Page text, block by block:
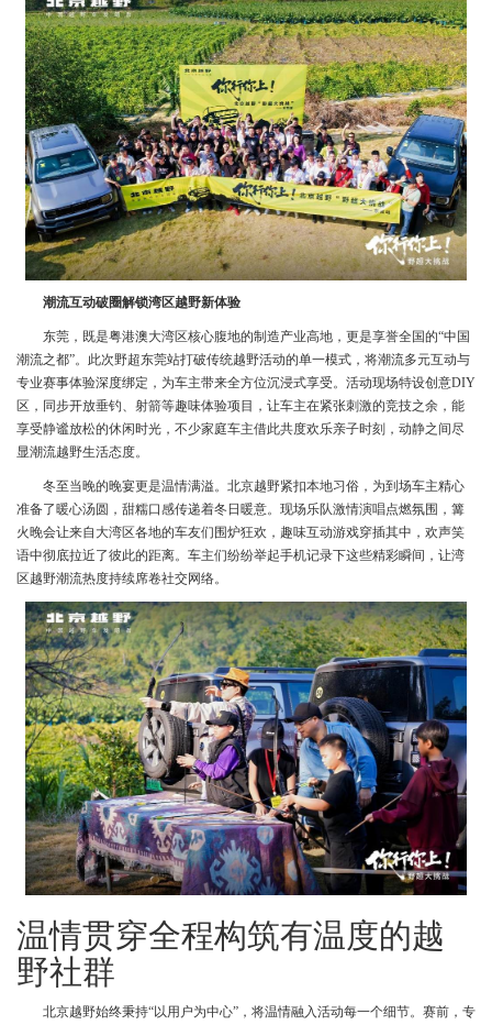
潮流互动破圈解锁湾区越野新体验
东莞，既是粤港澳大湾区核心腹地的制造产业高地，更是享誉全国的“中国
潮流之都”。此次野超东莞站打破传统越野活动的单一模式，将潮流多元互动与
专业赛事体验深度绑定，为车主带来全方位沉浸式享受。活动现场特设创意DIY
区，同步开放垂钓、射箭等趣味体验项目，让车主在紧张刺激的竞技之余，能
享受静谧放松的休闲时光，不少家庭车主借此共度欢乐亲子时刻，动静之间尽
显潮流越野生活态度。
冬至当晚的晚宴更是温情满溢。北京越野紧扣本地习俗，为到场车主精心
准备了暖心汤圆，甜糯口感传递着冬日暖意。现场乐队激情演唱点燃氛围，篝
火晚会让来自大湾区各地的车友们围炉狂欢，趣味互动游戏穿插其中，欢声笑
语中彻底拉近了彼此的距离。车主们纷纷举起手机记录下这些精彩瞬间，让湾
区越野潮流热度持续席卷社交网络。
温情贯穿全程构筑有温度的越
野社群
北京越野始终秉持“以用户为中心”，将温情融入活动每一个细节。赛前，专